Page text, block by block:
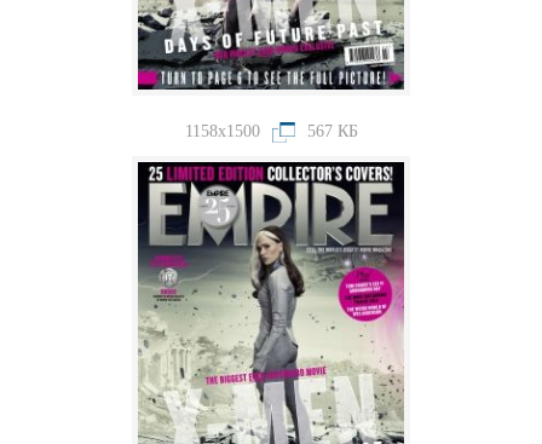
1158x1500 567 КБ